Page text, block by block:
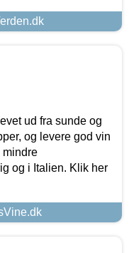
ud fra sunde og
og levere god vin
mindre
og i Italien. Klik her